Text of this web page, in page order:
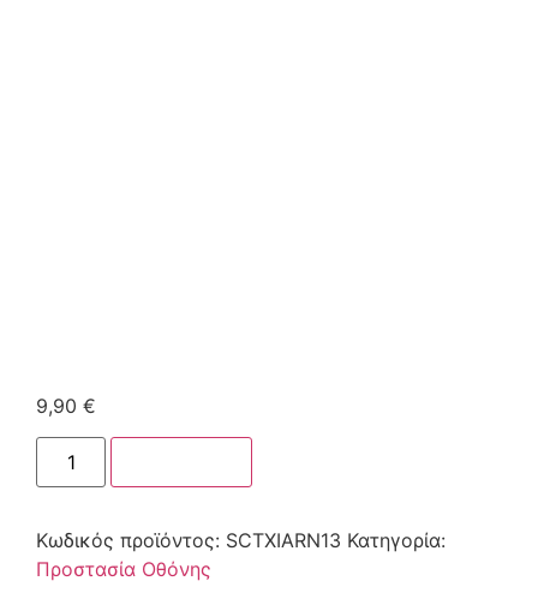
9,90 €
Κωδικός προϊόντος: SCTXIARN13 Κατηγορία:
Προστασία Οθόνης